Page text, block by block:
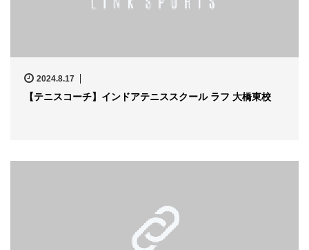
2024.8.17
【テニスコーチ】インドアテニススクール ラフ 大橋東校